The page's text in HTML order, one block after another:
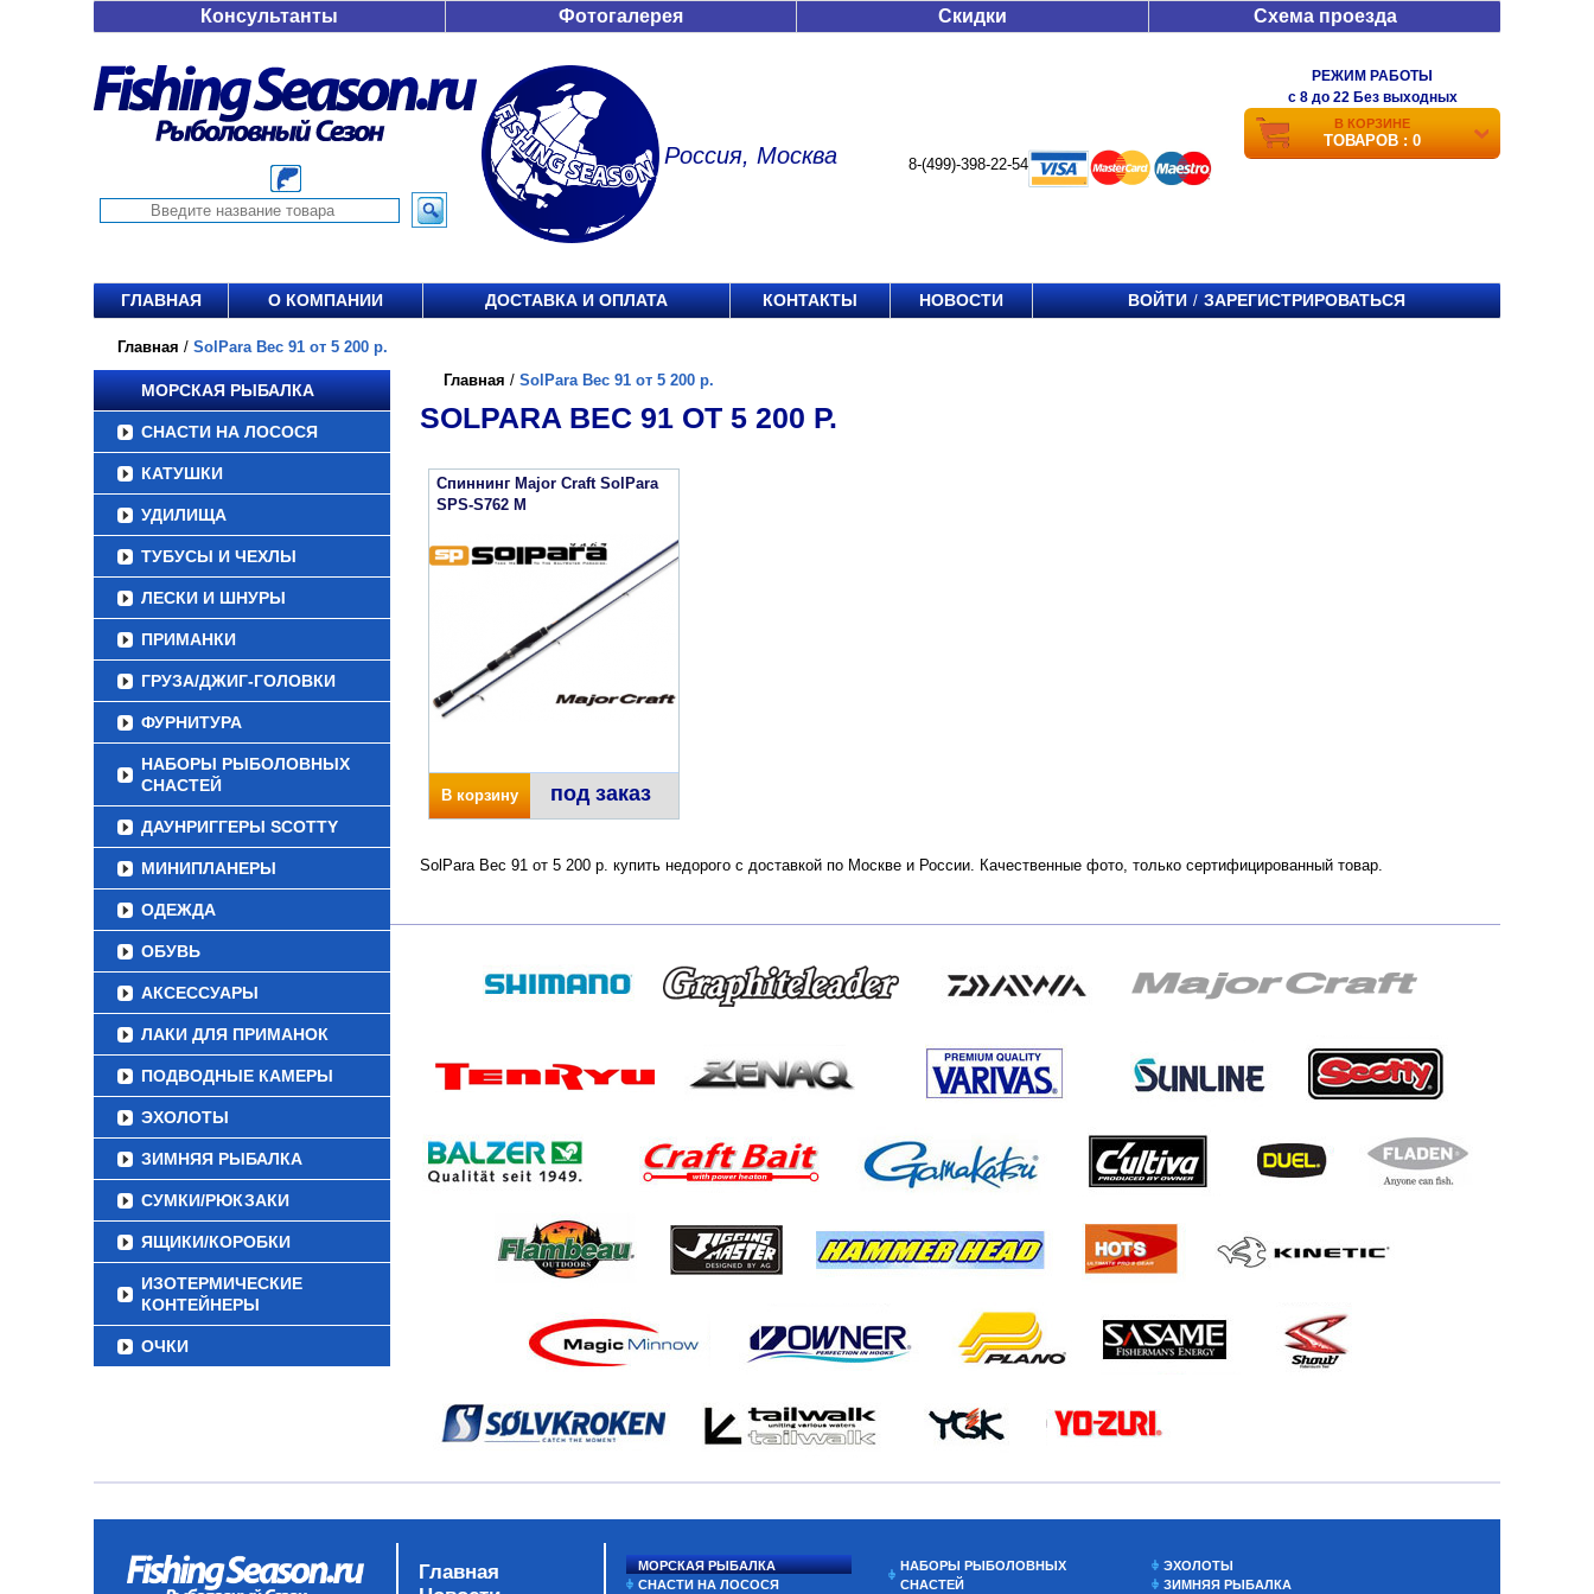
Консультанты Фотогалерея Скидки Схема проезда
Россия, Москва 8-(499)-398-22-54
РЕЖИМ РАБОТЫ
c 8 до 22 Без выходных
В КОРЗИНЕ
ТОВАРОВ : 0
ГЛАВНАЯ О КОМПАНИИ ДОСТАВКА И ОПЛАТА КОНТАКТЫ НОВОСТИ ВОЙТИ / ЗАРЕГИСТРИРОВАТЬСЯ
Главная / SolPara Вес 91 от 5 200 р.
МОРСКАЯ РЫБАЛКА
СНАСТИ НА ЛОСОСЯ
КАТУШКИ
УДИЛИЩА
ТУБУСЫ И ЧЕХЛЫ
ЛЕСКИ И ШНУРЫ
ПРИМАНКИ
ГРУЗА/ДЖИГ-ГОЛОВКИ
ФУРНИТУРА
НАБОРЫ РЫБОЛОВНЫХ
СНАСТЕЙ
ДАУНРИГГЕРЫ SCOTTY
МИНИПЛАНЕРЫ
ОДЕЖДА
ОБУВЬ
АКСЕССУАРЫ
ЛАКИ ДЛЯ ПРИМАНОК
ПОДВОДНЫЕ КАМЕРЫ
ЭХОЛОТЫ
ЗИМНЯЯ РЫБАЛКА
СУМКИ/РЮКЗАКИ
ЯЩИКИ/КОРОБКИ
ИЗОТЕРМИЧЕСКИЕ
КОНТЕЙНЕРЫ
ОЧКИ
Главная / SolPara Вес 91 от 5 200 р.
SOLPARA ВЕС 91 ОТ 5 200 Р.
Спиннинг Major Craft SolPara
SPS-S762 M
В корзину под заказ
SolPara Вес 91 от 5 200 р. купить недорого с доставкой по Москве и России. Качественные фото, только сертифицированный товар.
Главная
МОРСКАЯ РЫБАЛКА
СНАСТИ НА ЛОСОСЯ
НАБОРЫ РЫБОЛОВНЫХ
СНАСТЕЙ
ЭХОЛОТЫ
ЗИМНЯЯ РЫБАЛКА